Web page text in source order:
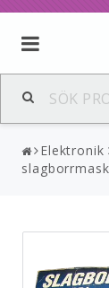
Elektronik